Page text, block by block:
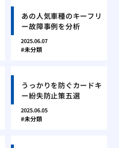
あの人気車種のキーフリ
ー故障事例を分析
2025.06.07
未分類
うっかりを防ぐカードキ
ー紛失防止策五選
2025.06.05
未分類